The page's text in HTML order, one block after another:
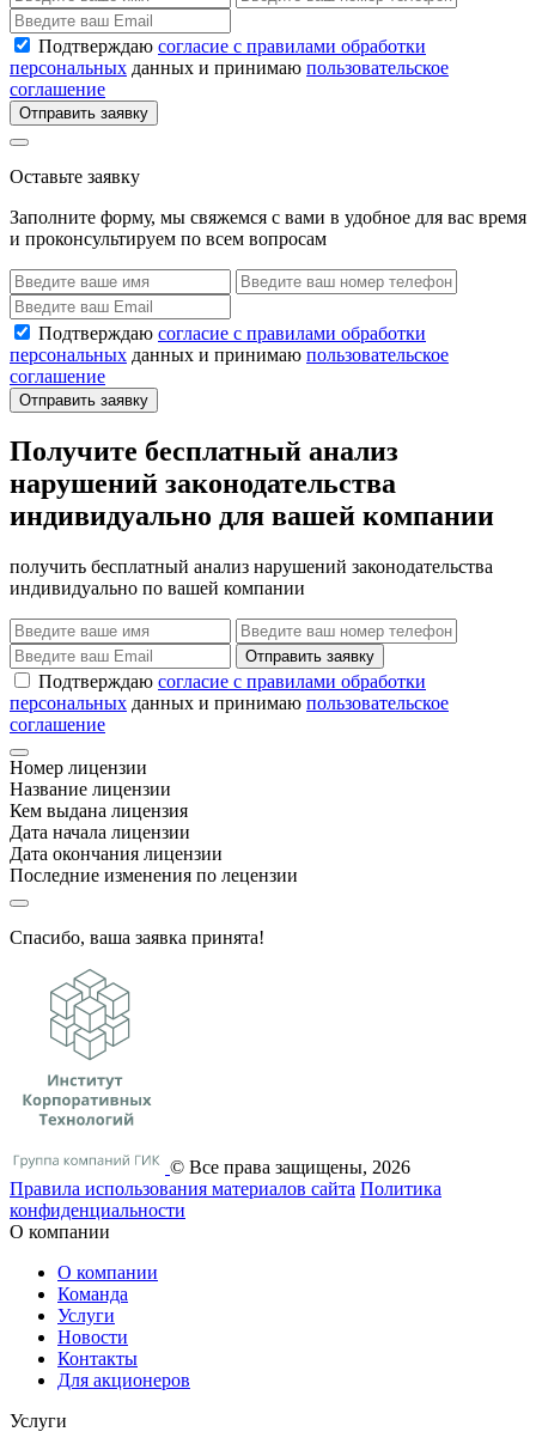
Подтверждаю согласие с правилами обработки
персональных данных и принимаю пользовательское
соглашение
Отправить заявку
Оставьте заявку
Заполните форму, мы свяжемся с вами в удобное для вас время
и проконсультируем по всем вопросам
Подтверждаю согласие с правилами обработки
персональных данных и принимаю пользовательское
соглашение
Отправить заявку
Получите бесплатный анализ
нарушений законодательства
индивидуально для вашей компании
получить бесплатный анализ нарушений законодательства
индивидуально по вашей компании
Отправить заявку
Подтверждаю согласие с правилами обработки
персональных данных и принимаю пользовательское
соглашение
Номер лицензии
Название лицензии
Кем выдана лицензия
Дата начала лицензии
Дата окончания лицензии
Последние изменения по лецензии
Спасибо, ваша заявка принята!
© Все права защищены, 2026
Правила использования материалов сайта Политика
конфиденциальности
О компании
О компании
Команда
Услуги
Новости
Контакты
Для акционеров
Услуги